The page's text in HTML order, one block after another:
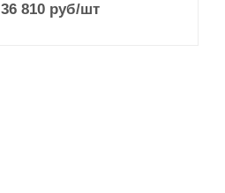
36 810руб/шт